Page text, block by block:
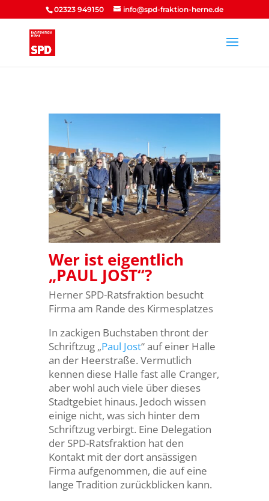
02323 949150 info@spd-fraktion-herne.de
Wer ist eigentlich
„PAUL JOST“?
Herner SPD-Ratsfraktion besucht
Firma am Rande des Kirmesplatzes
In zackigen Buchstaben thront der
Schriftzug „Paul Jost“ auf einer Halle
an der Heerstraße. Vermutlich
kennen diese Halle fast alle Cranger,
aber wohl auch viele über dieses
Stadtgebiet hinaus. Jedoch wissen
einige nicht, was sich hinter dem
Schriftzug verbirgt. Eine Delegation
der SPD-Ratsfraktion hat den
Kontakt mit der dort ansässigen
Firma aufgenommen, die auf eine
lange Tradition zurückblicken kann.